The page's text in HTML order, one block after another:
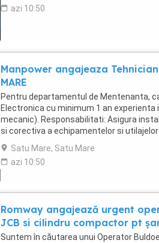
azi 10:50
Manpower angajeaza
MARE
Pentru departamentul de Mentenanta,
Electronica cu minimum 1 an
mecanic). Responsabilitati: Asigura
si corectiva a echipamentelor si
diagnosticheaza defectiunile (mecanice,
Satu Mare, Satu Mare
azi 10:50
Romway angajează urgent
JCB si cilindru compactor pt
Suntem în căutarea unui Operator